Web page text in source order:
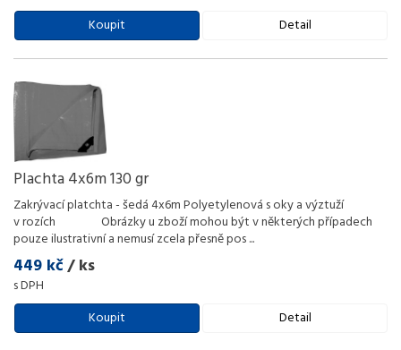
Koupit
Detail
Plachta 4x6m 130 gr
Zakrývací platchta - šedá 4x6m Polyetylenová s oky a výztuží
v rozích Obrázky u zboží mohou být v některých případech
pouze ilustrativní a nemusí zcela přesně pos...
449 kč/ ks
s DPH
Koupit
Detail